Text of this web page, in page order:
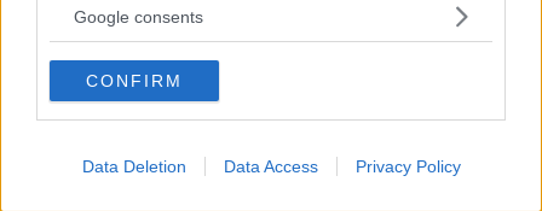
not limited to your visit or usage behaviour. You may click to
use your data for below specified purposes in below Google
consent section.
Google consents
CONFIRM
Data Deletion Data Access Privacy Policy